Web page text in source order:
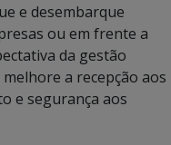
e desembarque
ou em frente a
da gestão
a recepção aos
e segurança aos